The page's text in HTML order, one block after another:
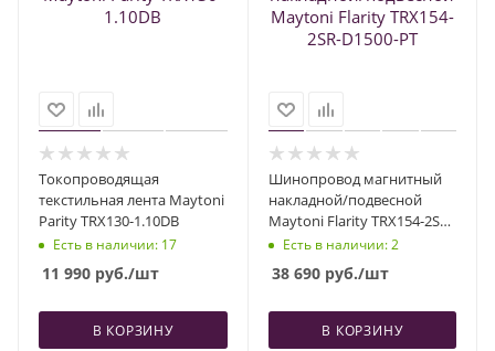
Токопроводящая
текстильная лента Maytoni
Parity TRX130-1.10DB
Есть в наличии: 17
11 990 руб./шт
В КОРЗИНУ
Шинопровод магнитный
накладной/подвесной
Maytoni Flarity TRX154-2SR-
D1500-PT
Есть в наличии: 2
38 690руб./шт
В КОРЗИНУ